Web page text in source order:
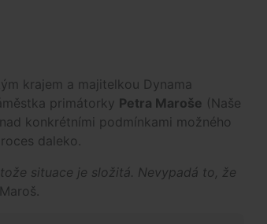
krajem a majitelkou Dynama
primátorky Petra Maroše (Naše
konkrétními podmínkami možného
daleko.
situace je složitá. Nevypadá to, že